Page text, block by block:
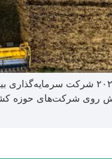
روی شرکت‌های حوزه